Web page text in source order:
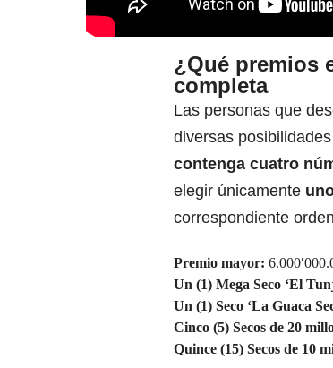
¿Qué premios
completa
Las personas que
diversas
contenga cuatro
elegir únicamente
correspondiente
Premio mayor:
Un (1) Mega Seco ‘El
Un (1) Seco ‘La Guaca
Cinco (5) Secos de 20
Quince (15) Secos de 10